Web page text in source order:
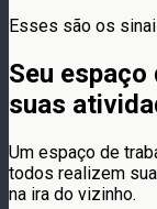
Esses são os
Seu
suas
Um espaço de
todos realizem
na ira do vizinho.